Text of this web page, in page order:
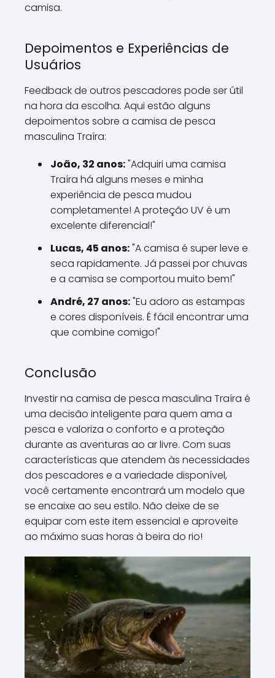
camisa.
Depoimentos e Experiências de
Usuários
Feedback de outros pescadores pode ser útil
na hora da escolha. Aqui estão alguns
depoimentos sobre a camisa de pesca
masculina Traíra:
João, 32 anos:"Adquiri uma camisa
Traíra há alguns meses e minha
experiência de pesca mudou
completamente! A proteção UV é um
excelente diferencial!"
Lucas, 45 anos:"A camisa é super leve e
seca rapidamente. Já passei por chuvas
e a camisa se comportou muito bem!"
André, 27 anos:"Eu adoro as estampas
e cores disponíveis. É fácil encontrar uma
que combine comigo!"
Conclusão
Investir na camisa de pesca masculina Traíra é
uma decisão inteligente para quem ama a
pesca e valoriza o conforto e a proteção
durante as aventuras ao ar livre. Com suas
características que atendem às necessidades
dos pescadores e a variedade disponível,
você certamente encontrará um modelo que
se encaixe ao seu estilo. Não deixe de se
equipar com este item essencial e aproveite
ao máximo suas horas à beira do rio!